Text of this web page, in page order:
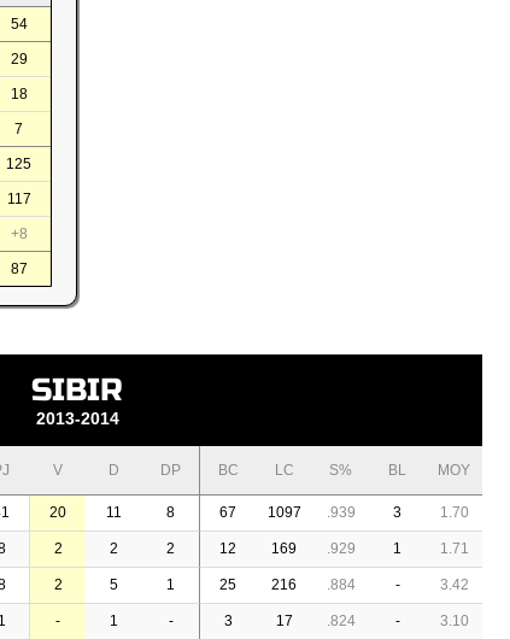
54
29
18
7
125
117
+8
87
SIBIR
2013-2014
V D DP BC LC S% BL MOY
20 11 8 67 1097 .939 3 1.70
2 2 2 12 169 .929 1 1.71
2 5 1 25 216 .884 - 3.42
1 - 1 - 3 17 .824 - 3.10